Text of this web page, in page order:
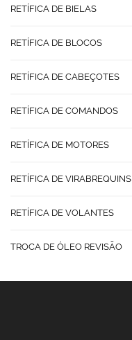
RETÍFICA DE BIELAS
RETÍFICA DE BLOCOS
RETÍFICA DE CABEÇOTES
RETÍFICA DE COMANDOS
RETÍFICA DE MOTORES
RETÍFICA DE VIRABREQUINS
RETÍFICA DE VOLANTES
TROCA DE ÓLEO REVISÃO